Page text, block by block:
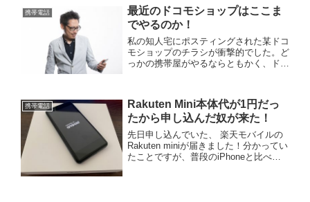
らいの古いガラケーで、調べると約10
年ほど使っており...
携帯電話
最近のドコモショップはここま
でやるのか！
私の知人宅にポスティングされた某ドコ
モショップのチラシが衝撃的でした。ど
っかの携帯屋がやるならともかく、ドコ
くれるそうで、要は、ドコモに乗り換え
てもらうために行くってことで...
携帯電話
Rakuten Mini本体代が1円だっ
たから申し込んだ奴が来た！
先日申し込んでいた、 楽天モバイルの
Rakuten miniが届きました！分かってい
たことですが、普段のiPhoneと比べて